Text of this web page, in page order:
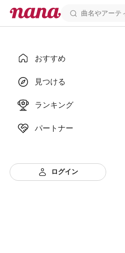
おすすめ
見つける
ランキング
パートナー
ログイン